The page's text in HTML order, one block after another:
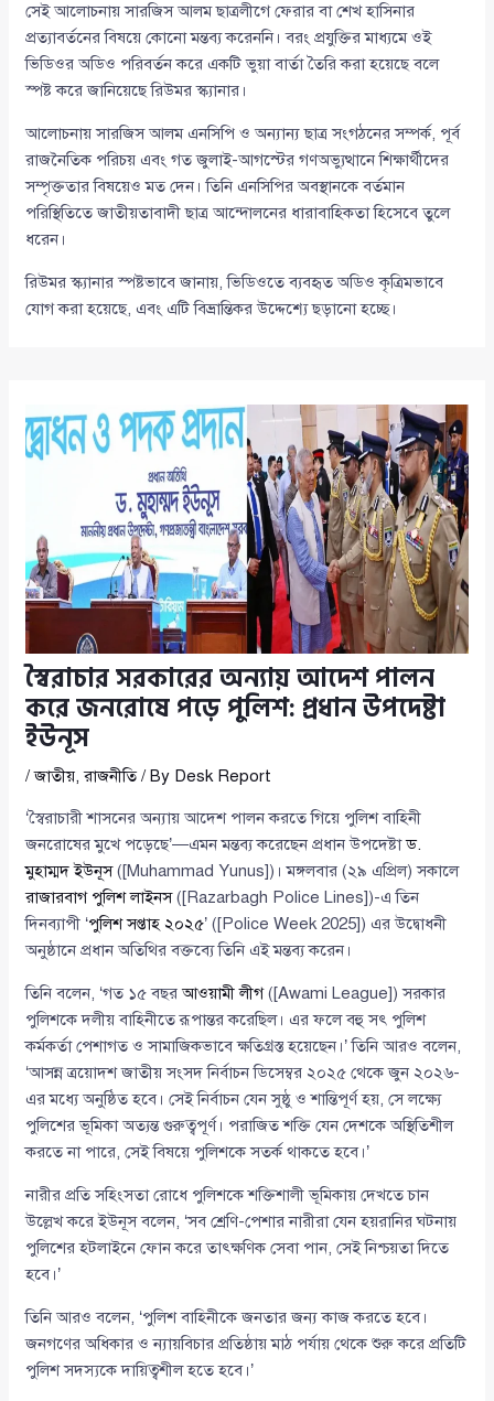
সেই আলোচনায় সারজিস আলম ছাত্রলীগে ফেরার বা শেখ হাসিনার
প্রত্যাবর্তনের বিষয়ে কোনো মন্তব্য করেননি। বরং প্রযুক্তির মাধ্যমে ওই
ভিডিওর অডিও পরিবর্তন করে একটি ভুয়া বার্তা তৈরি করা হয়েছে বলে
স্পষ্ট করে জানিয়েছে রিউমর স্ক্যানার।
আলোচনায় সারজিস আলম এনসিপি ও অন্যান্য ছাত্র সংগঠনের সম্পর্ক, পূর্ব
রাজনৈতিক পরিচয় এবং গত জুলাই-আগস্টের গণঅভ্যুত্থানে শিক্ষার্থীদের
সম্পৃক্ততার বিষয়েও মত দেন। তিনি এনসিপির অবস্থানকে বর্তমান
পরিস্থিতিতে জাতীয়তাবাদী ছাত্র আন্দোলনের ধারাবাহিকতা হিসেবে তুলে
ধরেন।
রিউমর স্ক্যানার স্পষ্টভাবে জানায়, ভিডিওতে ব্যবহৃত অডিও কৃত্রিমভাবে
যোগ করা হয়েছে, এবং এটি বিভ্রান্তিকর উদ্দেশ্যে ছড়ানো হচ্ছে।
স্বৈরাচার সরকারের অন্যায় আদেশ পালন
করে জনরোষে পড়ে পুলিশ: প্রধান উপদেষ্টা
ইউনূস
/জাতীয়,রাজনীতি/ By Desk Report
‘স্বৈরাচারী শাসনের অন্যায় আদেশ পালন করতে গিয়ে পুলিশ বাহিনী
জনরোষের মুখে পড়েছে’—এমন মন্তব্য করেছেন প্রধান উপদেষ্টাড.
মুহাম্মদ ইউনূস([Muhammad Yunus])। মঙ্গলবার (২৯ এপ্রিল) সকালে
রাজারবাগ পুলিশ লাইনস([Razarbagh Police Lines])-এ তিন
দিনব্যাপী ‘পুলিশ সপ্তাহ ২০২৫’ ([Police Week 2025]) এর উদ্বোধনী
অনুষ্ঠানে প্রধান অতিথির বক্তব্যে তিনি এই মন্তব্য করেন।
তিনি বলেন, ‘গত ১৫ বছরআওয়ামী লীগ([Awami League]) সরকার
পুলিশকে দলীয় বাহিনীতে রূপান্তর করেছিল। এর ফলে বহু সৎ পুলিশ
কর্মকর্তা পেশাগত ও সামাজিকভাবে ক্ষতিগ্রস্ত হয়েছেন।’ তিনি আরও বলেন,
‘আসন্ন ত্রয়োদশ জাতীয় সংসদ নির্বাচন ডিসেম্বর ২০২৫ থেকে জুন ২০২৬-
এর মধ্যে অনুষ্ঠিত হবে। সেই নির্বাচন যেন সুষ্ঠু ও শান্তিপূর্ণ হয়, সে লক্ষ্যে
পুলিশের ভূমিকা অত্যন্ত গুরুত্বপূর্ণ। পরাজিত শক্তি যেন দেশকে অস্থিতিশীল
করতে না পারে, সেই বিষয়ে পুলিশকে সতর্ক থাকতে হবে।’
নারীর প্রতি সহিংসতা রোধে পুলিশকে শক্তিশালী ভূমিকায় দেখতে চান
উল্লেখ করে ইউনূস বলেন, ‘সব শ্রেণি-পেশার নারীরা যেন হয়রানির ঘটনায়
পুলিশের হটলাইনে ফোন করে তাৎক্ষণিক সেবা পান, সেই নিশ্চয়তা দিতে
হবে।’
তিনি আরও বলেন, ‘পুলিশ বাহিনীকে জনতার জন্য কাজ করতে হবে।
জনগণের অধিকার ও ন্যায়বিচার প্রতিষ্ঠায় মাঠ পর্যায় থেকে শুরু করে প্রতিটি
পুলিশ সদস্যকে দায়িত্বশীল হতে হবে।’